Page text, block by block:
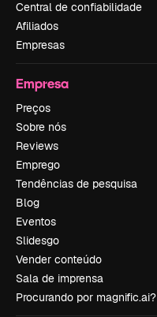
Central de confiabilidade
Afiliados
Empresas
Empresa
Preços
Sobre nós
Reviews
Emprego
Tendências de pesquisa
Blog
Eventos
Slidesgo
Vender conteúdo
Sala de imprensa
Procurando por magnific.ai?